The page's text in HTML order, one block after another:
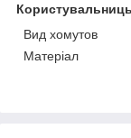
Вид хомутов
Матеріал